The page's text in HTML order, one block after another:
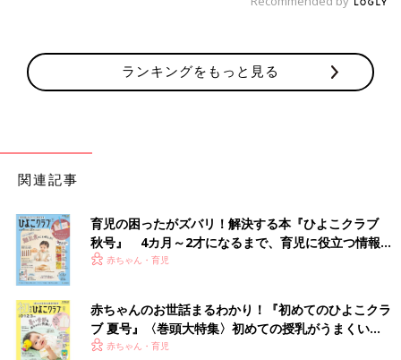
イドパンツ」を購入。どちらも1,290円だったんだとか。お子さ
で、ワンサイズ上げるのもおすすめとのこと。上下別々で合わせ
ても良いですし、着回しにも活躍してくれそうなアイテムです
ね。
秋口まで使えそう！「ジャンパードレス」
ランキングをもっと見る
関連記事
育児の困ったがズバリ！解決する本『ひよこクラブ
秋号』 4カ月～2才になるまで、育児に役立つ情報が
いっぱい！
赤ちゃん・育児
赤ちゃんのお世話まるわかり！『初めてのひよこクラ
ブ 夏号』〈巻頭大特集〉初めての授乳がうまくい
く！ おっぱい・ミルクの基本と夏のトラブル 解決テ
赤ちゃん・育児